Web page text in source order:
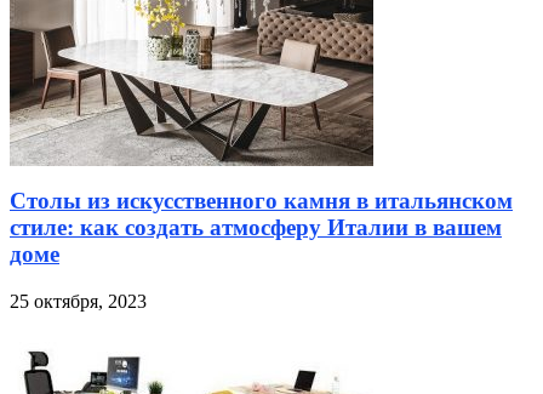
Столы из искусственного камня в итальянском
стиле: как создать атмосферу Италии в вашем
доме
25 октября, 2023